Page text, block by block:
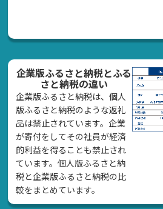
企業版ふるさと納税とふる
さと納税の違い
企業版ふるさと納税は、個人
版ふるさと納税のような返礼
品は禁止されています。企業
が寄付をしてその社員が経済
的利益を得ることも禁止され
ています。個人版ふるさと納
税と企業版ふるさと納税の比
較をまとめています。